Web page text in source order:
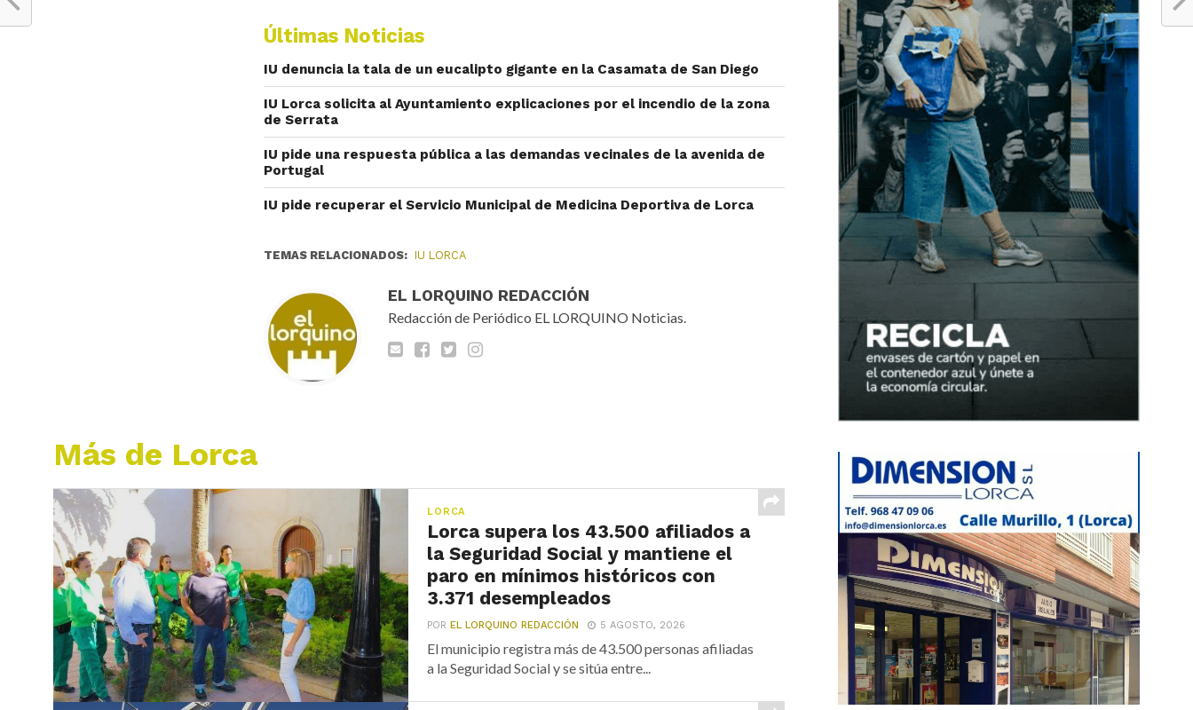
Últimas Noticias
IU denuncia la tala de un eucalipto gigante en la Casamata de San Diego
IU Lorca solicita al Ayuntamiento explicaciones por el incendio de la zona
de Serrata
IU pide una respuesta pública a las demandas vecinales de la avenida de
Portugal
IU pide recuperar el Servicio Municipal de Medicina Deportiva de Lorca
TEMAS RELACIONADOS: IU LORCA
EL LORQUINO REDACCIÓN
Redacción de Periódico EL LORQUINO Noticias.
Más de Lorca
LORCA
Lorca supera los 43.500 afiliados a
la Seguridad Social y mantiene el
paro en mínimos históricos con
3.371 desempleados
POREL LORQUINO REDACCIÓN 5 AGOSTO, 2026
El municipio registra más de 43.500 personas afiliadas
a la Seguridad Social y se sitúa entre...